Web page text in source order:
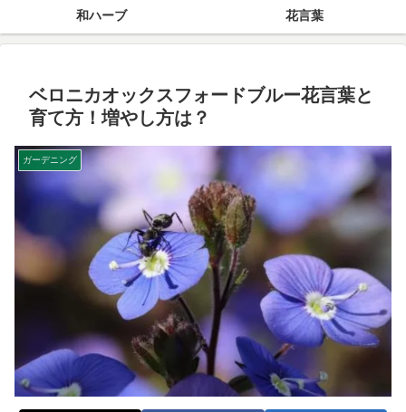
和ハーブ 花言葉
ベロニカオックスフォードブルー花言葉と
育て方！増やし方は？
ガーデニング